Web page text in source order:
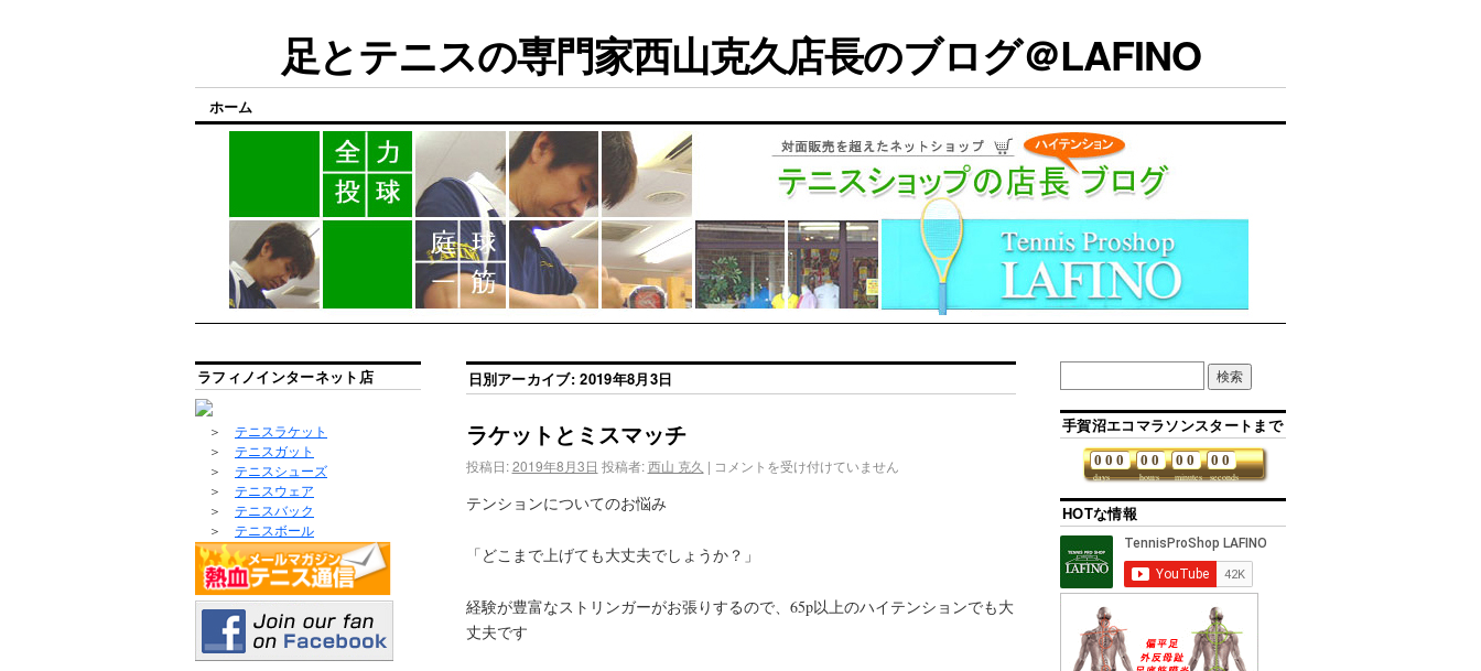
足とテニスの専門家西山克久店長のブログ＠LAFINO
ホーム
日別アーカイブ:2019年8月3日
ラケットとミスマッチ
投稿日: 2019年8月3日 投稿者: 西山 克久 | コメントを受け付けていません
テンションについてのお悩み
「どこまで上げても大丈夫でしょうか？」
経験が豊富なストリンガーがお張りするので、65p以上のハイテンションでも大
丈夫です
ラフィノインターネット店
＞ テニスラケット
＞ テニスガット
＞ テニスシューズ
＞ テニスウェア
＞ テニスバック
＞ テニスボール
手賀沼エコマラソンスタートまで
days
0 0 0
hours
0 0
minutes
0 0
seconds
0 0
HOTな情報